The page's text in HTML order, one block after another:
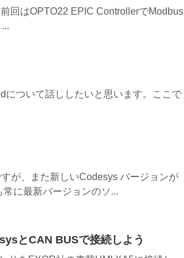
回はOPTO22 EPIC ControllerでModbus
について話ししたいと思います。ここで
が、また新しいCodesys バージョンが
に最新バージョンのソ...
とCAN BUSで接続しよう